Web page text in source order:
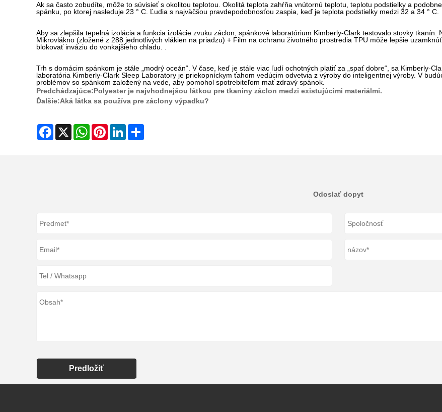
Ak sa často zobudíte, môže to súvisieť s okolitou teplotou. Okolitá teplota zahŕňa vnútornú teplotu, teplotu podstielky a
spánku, po ktorej nasleduje 23 ° C. Ľudia s najväčšou pravdepodobnosťou zaspia, keď je teplota podstielky medzi 32 a 34 ° C.
Aby sa zlepšila tepelná izolácia a funkcia izolácie zvuku záclon, spánkové laboratórium Kimberly-Clark testovalo stovky tkanín.
Mikrovlákno (zložené z 288 jednotlivých vlákien na priadzu) + Film na ochranu životného prostredia TPU môže lepšie
blokovať inváziu do vonkajšieho chladu. .
Trh s domácim spánkom je stále „modrý oceán“. V čase, keď je stále viac ľudí ochotných platiť za „spať dobre“, sa Kimberly-
laboratória Kimberly-Clark Sleep Laboratory je priekopníckym ťahom vedúcim odvetvia z výroby do inteligentnej výroby. V
problémov so spánkom založený na vede, aby pomohol spotrebiteľom mať zdravý spánok.
Predchádzajúce:Polyester je najvhodnejšou látkou pre tkaniny záclon medzi existujúcimi materiálmi.
Ďalšie:Aká látka sa používa pre záclony výpadku?
Facebook
X WhatsAppPinterestLinkedIn
Odoslať dopyt
Predložiť